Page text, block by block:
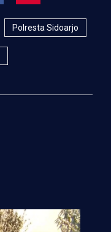
Polresta Sidoarjo